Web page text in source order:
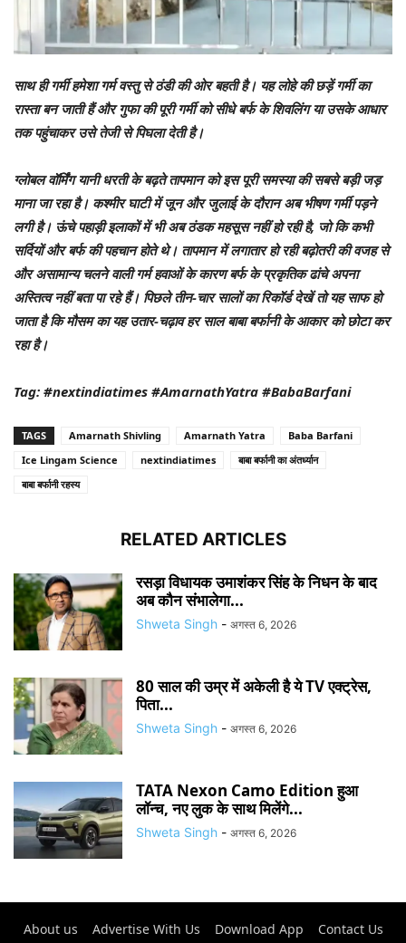
साथ ही गर्मी हमेशा गर्म वस्तु से ठंडी की ओर बहती है। यह लोहे की छड़ें गर्मी का
रास्ता बन जाती हैं और गुफा की पूरी गर्मी को सीधे बर्फ के शिवलिंग या उसके आधार
तक पहुंचाकर उसे तेजी से पिघला देती है।
ग्लोबल वॉर्मिंग यानी धरती के बढ़ते तापमान को इस पूरी समस्या की सबसे बड़ी जड़
माना जा रहा है। कश्मीर घाटी में जून और जुलाई के दौरान अब भीषण गर्मी पड़ने
लगी है। ऊंचे पहाड़ी इलाकों में भी अब ठंडक महसूस नहीं हो रही है, जो कि कभी
सर्दियों और बर्फ की पहचान होते थे। तापमान में लगातार हो रही बढ़ोतरी की वजह से
और असामान्य चलने वाली गर्म हवाओं के कारण बर्फ के प्रकृतिक ढांचे अपना
अस्तित्व नहीं बता पा रहे हैं। पिछले तीन-चार सालों का रिकॉर्ड देखें तो यह साफ हो
जाता है कि मौसम का यह उतार-चढ़ाव हर साल बाबा बर्फानी के आकार को छोटा कर
रहा है।
Tag: #nextindiatimes #AmarnathYatra #BabaBarfani
TAGS Amarnath Shivling Amarnath Yatra
Baba Barfani
Ice Lingam Science
nextindiatimes
बाबा बर्फानी का अंतर्ध्यान
बाबा बर्फानी रहस्य
RELATED ARTICLES
रसड़ा विधायक उमाशंकर सिंह के निधन के बाद
अब कौन संभालेगा...
Shweta Singh - अगस्त 6, 2026
80 साल की उम्र में अकेली है ये TV एक्ट्रेस,
पिता...
Shweta Singh - अगस्त 6, 2026
TATA Nexon Camo Edition हुआ
लॉन्च, नए लुक के साथ मिलेंगे...
Shweta Singh - अगस्त 6, 2026
About us Advertise With Us Download App Contact Us